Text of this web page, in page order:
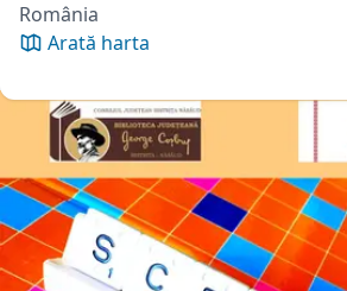
România
Arată harta